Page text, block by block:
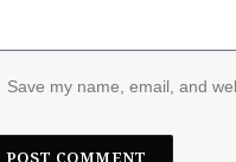
Save my name, email, and